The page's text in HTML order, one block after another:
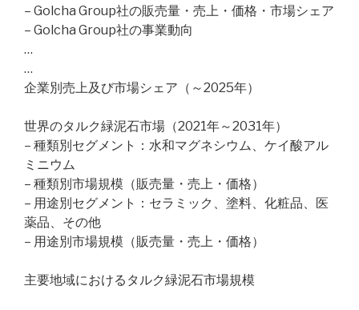
– Golcha Group社の販売量・売上・価格・市場シェア
– Golcha Group社の事業動向
…
…
企業別売上及び市場シェア（～2025年）
世界のタルク緑泥石市場（2021年～2031年）
– 種類別セグメント：水和マグネシウム、ケイ酸アル
ミニウム
– 種類別市場規模（販売量・売上・価格）
– 用途別セグメント：セラミック、塗料、化粧品、医
薬品、その他
– 用途別市場規模（販売量・売上・価格）
主要地域におけるタルク緑泥石市場規模